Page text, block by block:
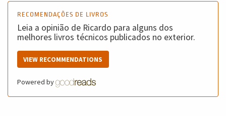
RECOMENDAÇÕES DE LIVROS
Leia a opinião de Ricardo para alguns dos
melhores livros técnicos publicados no exterior.
VIEW RECOMMENDATIONS
Powered by